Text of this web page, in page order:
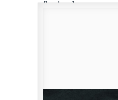
[konkurs]